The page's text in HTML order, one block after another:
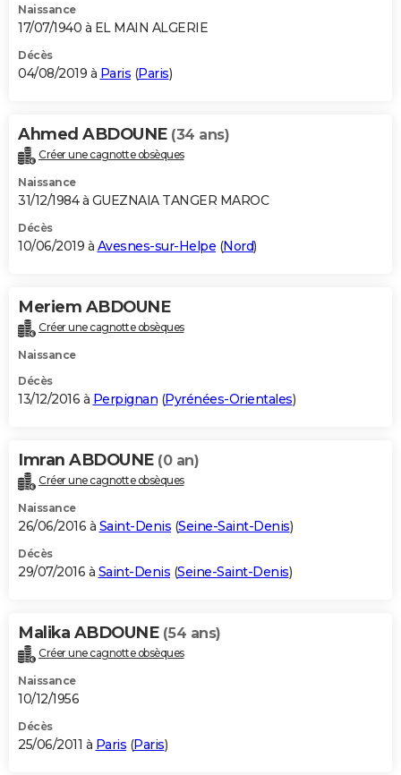
Naissance
17/07/1940 à EL MAIN ALGERIE
Décès
04/08/2019 à Paris (Paris)
Ahmed ABDOUNE (34 ans)
Créer une cagnotte obsèques
Naissance
31/12/1984 à GUEZNAIA TANGER MAROC
Décès
10/06/2019 à Avesnes-sur-Helpe (Nord)
Meriem ABDOUNE
Créer une cagnotte obsèques
Naissance
Décès
13/12/2016 à Perpignan (Pyrénées-Orientales)
Imran ABDOUNE (0 an)
Créer une cagnotte obsèques
Naissance
26/06/2016 à Saint-Denis (Seine-Saint-Denis)
Décès
29/07/2016 à Saint-Denis (Seine-Saint-Denis)
Malika ABDOUNE (54 ans)
Créer une cagnotte obsèques
Naissance
10/12/1956
Décès
25/06/2011 à Paris (Paris)